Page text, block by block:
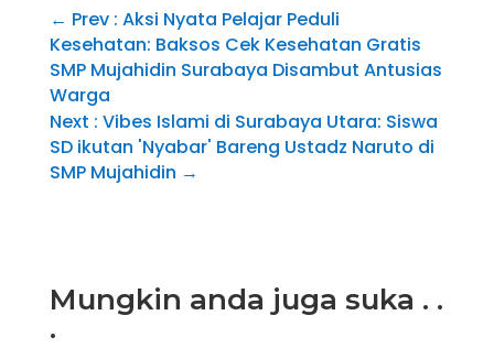
← Prev : Aksi Nyata Pelajar Peduli
Kesehatan: Baksos Cek Kesehatan Gratis
SMP Mujahidin Surabaya Disambut Antusias
Warga
Next : Vibes Islami di Surabaya Utara: Siswa
SD ikutan 'Nyabar' Bareng Ustadz Naruto di
SMP Mujahidin →
Mungkin anda juga suka . .
.